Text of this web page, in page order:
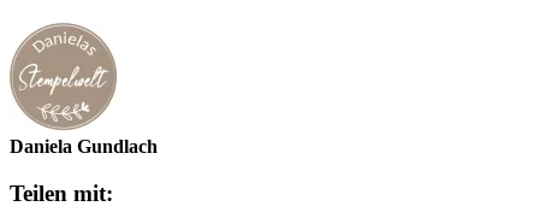
Daniela Gundlach
Teilen mit: